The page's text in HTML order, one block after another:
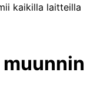
kaikilla laitteilla